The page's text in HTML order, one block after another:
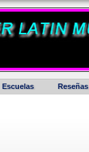
Escuelas Reseñas